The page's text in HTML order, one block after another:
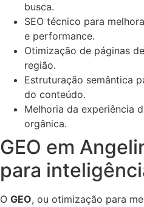
busca.
SEO técnico para
e performance.
Otimização de páginas
região.
Estruturação semântica
do conteúdo.
Melhoria da experiência
orgânica.
GEO em
para
O GEO, ou otimização para